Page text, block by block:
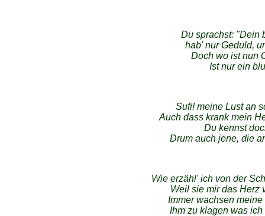
Du sprachst: "Dein
hab' nur Geduld,
Doch wo ist nun
Ist nur ein
Sufi! meine Lust an
Auch dass krank mein
Du kennst
Drum auch jene, die
Wie erzähl' ich von der
Weil sie mir das Herz
Immer wachsen
Ihm zu klagen was